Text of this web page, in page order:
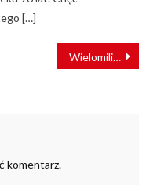
[…]
Wielomiliardowy kontrakt podpisany. Siemens Mobility dostarczy nowe pociągi dla ÖBB
komentarz.